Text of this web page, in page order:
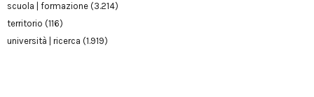
scuola | formazione (3.214)
territorio (116)
università | ricerca (1.919)